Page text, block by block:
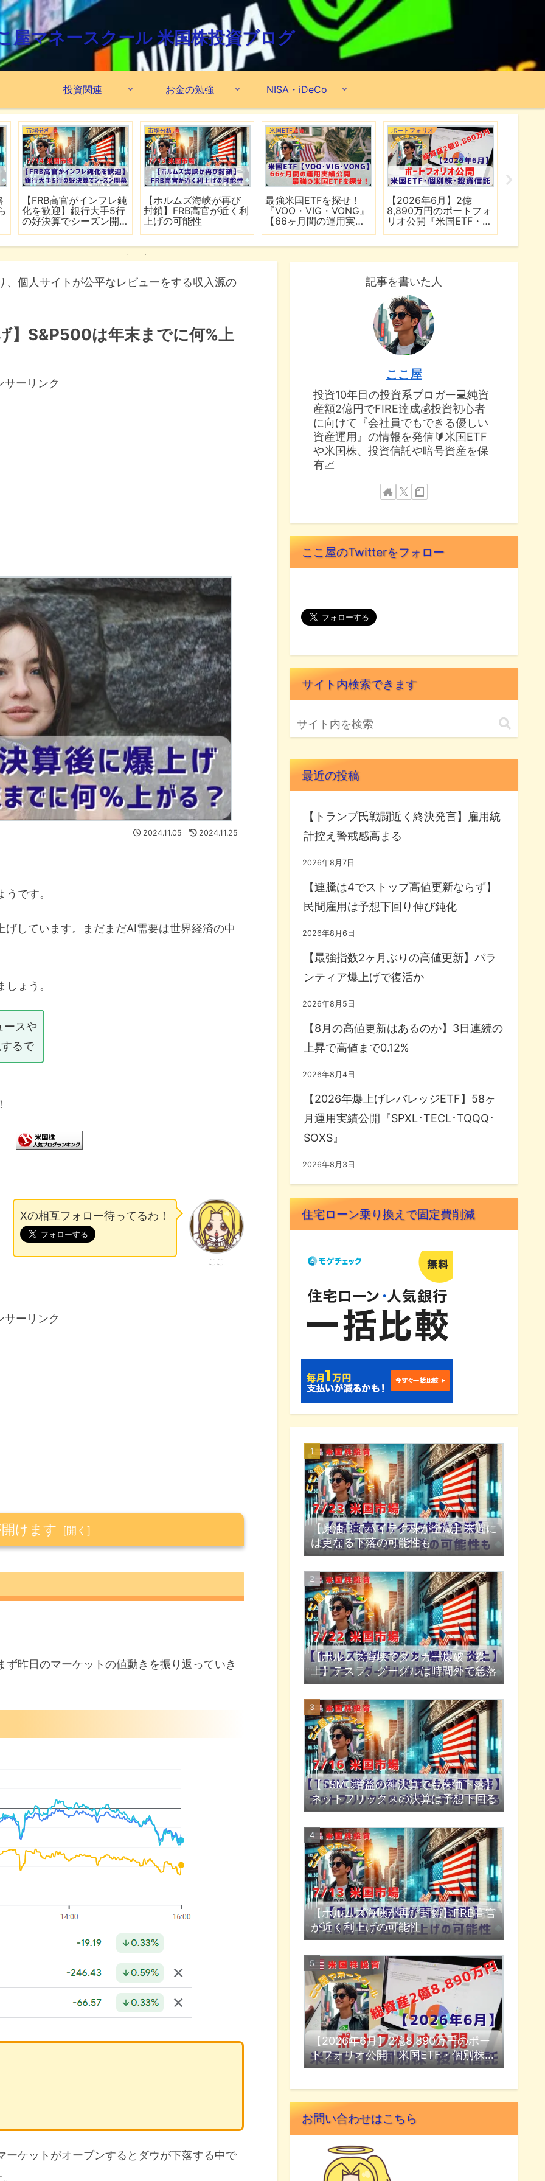
屋マネースクール 米国株投資ブログ
投資関連 お金の勉強 NISA・iDeCo
市場分析
【FRB高官がインフレ鈍
化を歓迎】銀行大手5行
の好決算でシーズン開
市場分析
【ホルムズ海峡が再び
封鎖】FRB高官が近く利
上げの可能性
米国ETF
最強米国ETFを探せ！
『VOO・VIG・VONG』
【66ヶ月間の運用実績
ポートフォリオ
【2026年6月】2億
8,890万円のポートフォ
リオ公開『米国ETF・個
個人サイトが公平なレビューをする収入源の
】S&P500は年末までに何%上
サーリンク
2024.11.05 2024.11.25
です。
しています。まだまだAI需要は世界経済の中
ょう。
ースや
るで
ここ
Xの相互フォロー待ってるわ！
サーリンク
けます
昨日のマーケットの値動きを振り返っていき
ケットがオープンするとダウが下落する中で
記事を書いた人
ここ屋
投資10年目の投資系ブロガー💻純資
産額2億円でFIRE達成💰投資初心者
に向けて『会社員でもできる優しい
資産運用』の情報を発信🔰米国ETF
や米国株、投資信託や暗号資産を保
有📈
ここ屋のTwitterをフォロー
サイト内検索できます
最近の投稿
【トランプ氏戦闘近く終決発言】雇用統
計控え警戒感高まる
2026年8月7日
【連騰は4でストップ高値更新ならず】
民間雇用は予想下回り伸び鈍化
2026年8月6日
【最強指数2ヶ月ぶりの高値更新】パラ
ンティア爆上げで復活か
2026年8月5日
【8月の高値更新はあるのか】3日連続の
上昇で高値まで0.12%
2026年8月4日
【2026年爆上げレバレッジETF】58ヶ
月運用実績公開『SPXL･TECL･TQQQ･
SOXS』
2026年8月3日
住宅ローン乗り換えで固定費削減
【原油高でハイテク株が全滅】来週に
は更なる下落の可能性も
【ホルムズ海峡でタンカー爆破・炎
上】テスラ、グーグルは時間外で急落
【TSMC増益の神決算でも株価下落】
ネットフリックスの決算は予想下回る
【ホルムズ海峡が再び封鎖】FRB高官
が近く利上げの可能性
【2026年6月】2億8,890万円のポー
トフォリオ公開『米国ETF・個別株・
投資信託』
お問い合わせはこちら